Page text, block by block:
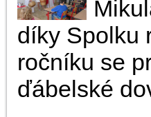
díky Spolku
ročníku se
ďábelské